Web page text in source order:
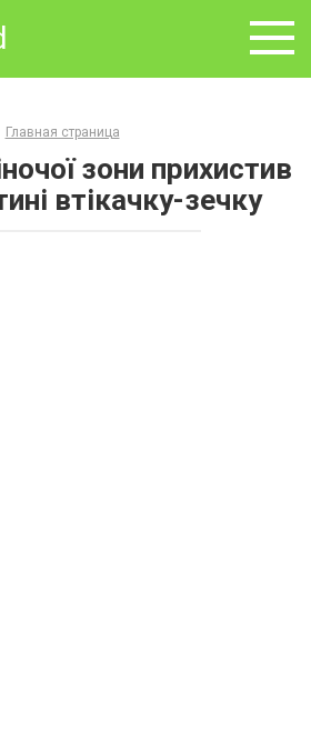
Главная страница
зони прихистив
втікачку-зечку